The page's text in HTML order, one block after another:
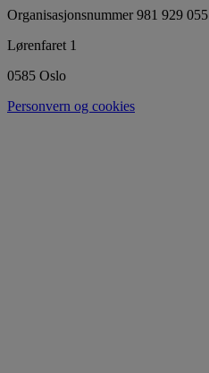
Organisasjonsnummer 981 929 055
Lørenfaret 1
0585 Oslo
Personvern og cookies